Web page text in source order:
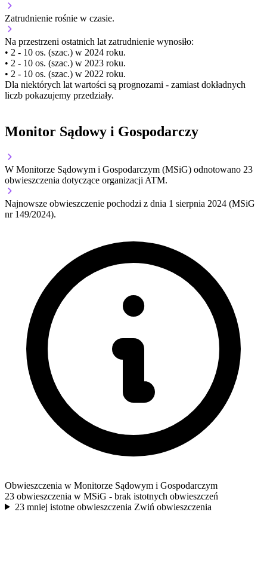
Zatrudnienie rośnie w czasie.
Na przestrzeni ostatnich lat zatrudnienie wynosiło:
• 2 - 10 os. (szac.) w 2024 roku.
• 2 - 10 os. (szac.) w 2023 roku.
• 2 - 10 os. (szac.) w 2022 roku.
Dla niektórych lat wartości są prognozami - zamiast dokładnych
liczb pokazujemy przedziały.
Monitor Sądowy i Gospodarczy
W Monitorze Sądowym i Gospodarczym (MSiG) odnotowano 23
obwieszczenia dotyczące organizacji ATM.
Najnowsze obwieszczenie pochodzi z dnia 1 sierpnia 2024 (MSiG
nr 149/2024).
Obwieszczenia w Monitorze Sądowym i Gospodarczym
23 obwieszczenia w MSiG - brak istotnych obwieszczeń
23 mniej istotne obwieszczenia Zwiń obwieszczenia